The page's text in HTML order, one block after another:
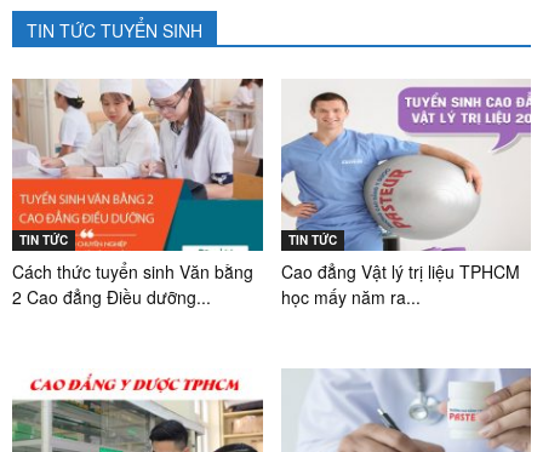
TIN TỨC TUYỂN SINH
TIN TỨC
Cách thức tuyển sinh Văn bằng
2 Cao đẳng Điều dưỡng...
TIN TỨC
Cao đẳng Vật lý trị liệu TPHCM
học mấy năm ra...